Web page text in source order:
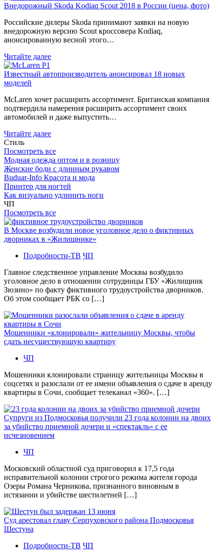
Внедорожный Skoda Kodiaq Scout 2018 в России (цена, фото)
Российские дилеры Skoda принимают заявки на новую
внедорожную версию Scout кроссовера Kodiaq,
анонсированную весной этого…
Читайте далее
Известный автопроизводитель анонсировал 18 новых
моделей
McLaren хочет расширить ассортимент. Британская компания
подтвердила намерения расширить ассортимент своих
автомобилей и даже выпустить…
Читайте далее
Стиль
Посмотреть все
Модная одежда оптом и в розницу
Женские боди с длинным рукавом
Buduar-Info Красота и мода
Принтер для ногтей
Как визуально удлинить ноги
ЧП
Посмотреть все
В Москве возбудили новое уголовное дело о фиктивных
дворниках в «Жилищнике»
Подробности-ТВ ЧП
Главное следственное управление Москвы возбудило
уголовное дело в отношении сотрудницы ГБУ «Жилищник
Зюзино» по факту фиктивного трудоустройства дворников.
Об этом сообщает РБК со […]
Мошенники «клонировали» жительницу Москвы, чтобы
сдать несуществующую квартиру
ЧП
Мошенники клонировали страницу жительницы Москвы в
соцсетях и разослали от ее имени объявления о сдаче в аренду
квартиры в Сочи, сообщает телеканал «360». […]
Супруги из Подмосковья получили 23 года колонии на двоих
за убийство приемной дочери и «спектакль» с ее
исчезновением
ЧП
Московский областной суд приговорил к 17,5 года
исправительной колонии строгого режима жителя города
Озеры Романа Черникова, признанного виновным в
истязании и убийстве шестилетней […]
Суд арестовал главу Серпуховского района Подмосковья
Шестуна
Подробности-ТВ ЧП